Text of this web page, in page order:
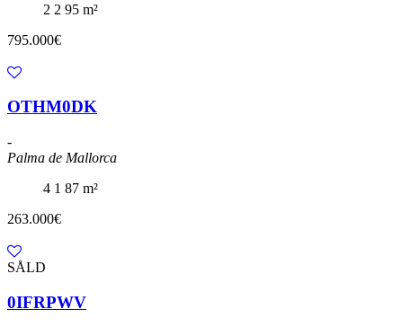
2 2 95 m²
795.000€
OTHM0DK
-
Palma de Mallorca
4 1 87 m²
263.000€
SÅLD
0IFRPWV